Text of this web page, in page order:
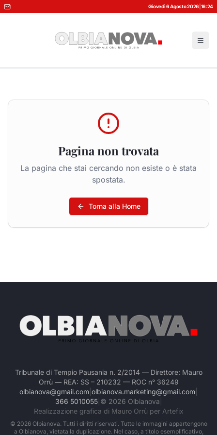
Giovedì 6 Agosto 2026 16:24
Pagina non trovata
La pagina che stai cercando non esiste o è stata
spostata.
Torna alla Home
Tribunale di Tempio Pausania n. 2/2014 — Direttore: Mauro
Orrù — REA: SS – 210232 — ROC n° 36249
olbianova@gmail.com olbianova.marketing@gmail.com
366 5010055| © 2026 Olbianova
Realizzazione grafica di Mauro Orrù per Artefix
© 2026Olbianova. Tutti i diritti riservati. Tutte le immagini appartengono
a Olbianova, vietata la duplicazione. Nel caso, a titolo esemplificativo,